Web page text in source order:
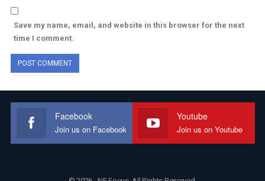
Save my name, email, and website in this browser for the next
time I comment.
Facebook
Join us on Facebook
Youtube
Join us on Youtube